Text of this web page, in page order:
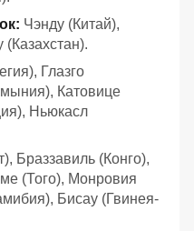
Чэнду (Китай),
Глазго
Катовице
Ньюкасл
Браззавиль (Конго),
(Того), Монровия
Бисау (Гвинея-